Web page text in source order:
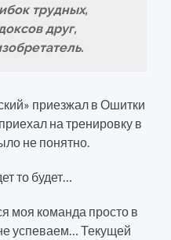
трудных,
друг,
приезжал в Ошитки
на тренировку в
не понятно.
то будет…
моя команда просто в
успеваем… Текущей